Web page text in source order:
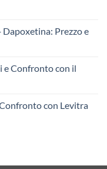
Prezzo e
e Confronto con il
con Levitra